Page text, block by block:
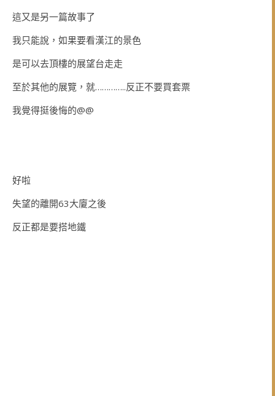
這又是另一篇故事了
我只能說，如果要看漢江的景色
是可以去頂樓的展望台走走
至於其他的展覽，就…………..反正不要買套票
我覺得挺後悔的@@
好啦
失望的離開63大廈之後
反正都是要搭地鐵